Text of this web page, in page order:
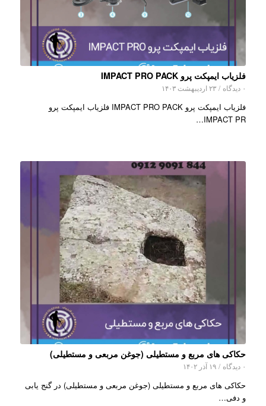
فلزیاب ایمپکت پرو IMPACT PRO PACK
۰ دیدگاه / ۲۳ اردیبهشت ۱۴۰۳
فلزیاب ایمپکت پرو IMPACT PRO PACK فلزیاب ایمپکت پرو
IMPACT PR…
حکاکی های مربع و مستطیلی (جوغن مربعی و مستطیلی)
۰ دیدگاه / ۱۹ آذر ۱۴۰۲
حکاکی های مربع و مستطیلی (جوغن مربعی و مستطیلی) در گنج یابی
و دفی…